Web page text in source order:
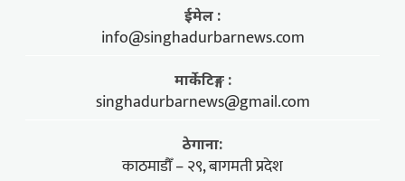
ईमेल :
info@singhadurbarnews.com
मार्केटिङ्ग :
singhadurbarnews@gmail.com
ठेगाना:
काठमाडौँ – २९, बागमती प्रदेश